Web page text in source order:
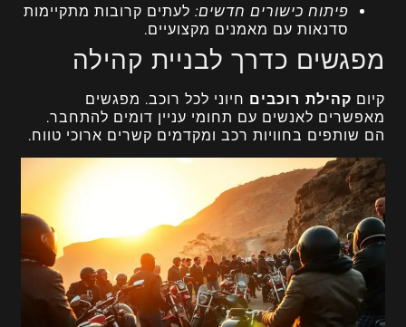
פיתוח כישורים חדשים: לעתים קרובות מתקיימות
סדנאות עם מאמנים מקצועיים.
מפגשים כדרך לבניית קהילה
קיום קהילת רוכבים חיוני לכל רוכב. מפגשים
מאפשרים לאנשים עם תחומי עניין דומים להתחבר.
הם שותפים בחוויות רכב ומקדמים קשרים ארוכי טווח.